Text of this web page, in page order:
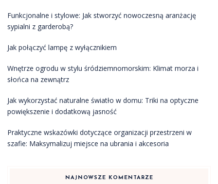
Funkcjonalne i stylowe: Jak stworzyć nowoczesną aranżację
sypialni z garderobą?
Jak połączyć lampę z wyłącznikiem
Wnętrze ogrodu w stylu śródziemnomorskim: Klimat morza i
słońca na zewnątrz
Jak wykorzystać naturalne światło w domu: Triki na optyczne
powiększenie i dodatkową jasność
Praktyczne wskazówki dotyczące organizacji przestrzeni w
szafie: Maksymalizuj miejsce na ubrania i akcesoria
NAJNOWSZE KOMENTARZE